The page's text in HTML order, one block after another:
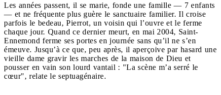
Les années passent, il se marie, fonde une famille — 7 enfants
— et ne fréquente plus guère le sanctuaire familier. Il croise
parfois le bedeau, Pierrot, un voisin qui l’ouvre et le ferme
chaque jour. Quand ce dernier meurt, en mai 2004, Saint-
Ennemond ferme ses portes en journée sans qu’il ne s’en
émeuve. Jusqu’à ce que, peu après, il aperçoive par hasard une
vieille dame gravir les marches de la maison de Dieu et
pousser en vain son lourd vantail : "La scène m’a serré le
cœur", relate le septuagénaire.